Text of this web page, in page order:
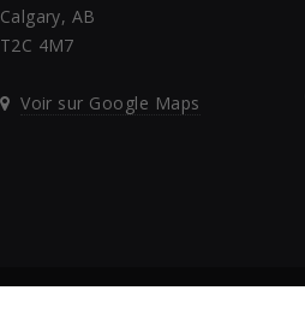
Calgary, AB
T2C 4M7
Voir sur Google Maps